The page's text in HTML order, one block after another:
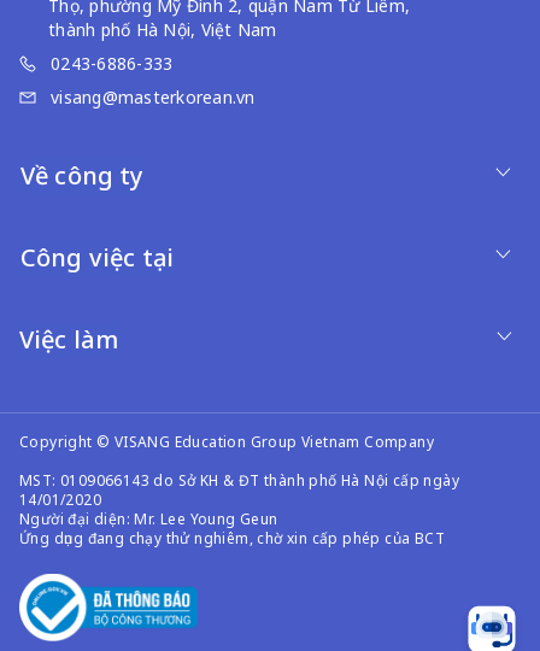
Thọ, phường Mỹ Đình 2, quận Nam Từ Liêm,
thành phố Hà Nội, Việt Nam
0243-6886-333
visang@masterkorean.vn
Về công ty
Công việc tại
Việc làm
Copyright © VISANG Education Group Vietnam Company
MST: 0109066143 do Sở KH & ĐT thành phố Hà Nội cấp ngày
14/01/2020
Người đại diện: Mr. Lee Young Geun
Ứng dụng đang chạy thử nghiêm, chờ xin cấp phép của BCT